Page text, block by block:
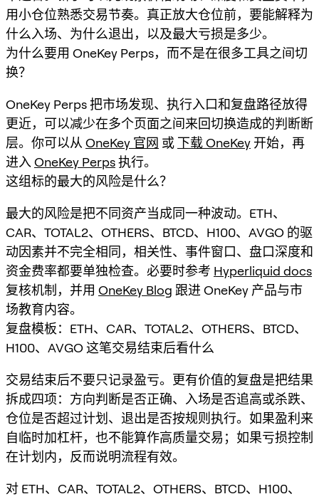
用小仓位熟悉交易节奏。真正放大仓位前，要能解释为
什么入场、为什么退出，以及最大亏损是多少。
为什么要用 OneKey Perps，而不是在很多工具之间切
换？
OneKey Perps 把市场发现、执行入口和复盘路径放得
更近，可以减少在多个页面之间来回切换造成的判断断
层。你可以从 OneKey 官网 或 下载 OneKey 开始，再
进入 OneKey Perps执行。
这组标的最大的风险是什么？
最大的风险是把不同资产当成同一种波动。ETH、
CAR、TOTAL2、OTHERS、BTCD、H100、AVGO 的驱
动因素并不完全相同，相关性、事件窗口、盘口深度和
资金费率都要单独检查。必要时参考 Hyperliquid docs
复核机制，并用 OneKey Blog 跟进 OneKey 产品与市
场教育内容。
复盘模板：ETH、CAR、TOTAL2、OTHERS、BTCD、
H100、AVGO 这笔交易结束后看什么
交易结束后不要只记录盈亏。更有价值的复盘是把结果
拆成四项：方向判断是否正确、入场是否追高或杀跌、
仓位是否超过计划、退出是否按规则执行。如果盈利来
自临时加杠杆，也不能算作高质量交易；如果亏损控制
在计划内，反而说明流程有效。
对 ETH、CAR、TOTAL2、OTHERS、BTCD、H100、